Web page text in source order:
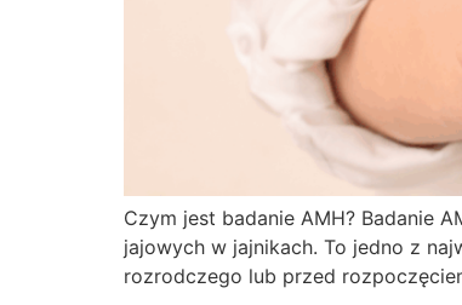
Czym jest badanie AMH? Badanie
jajowych w jajnikach. To jedno z
rozrodczego lub przed